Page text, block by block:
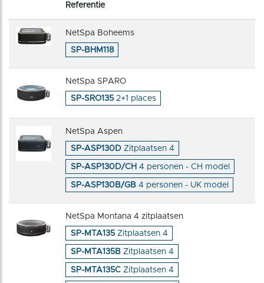
Referentie
NetSpa Boheems
SP-BHM118
NetSpa SPARO
SP-SRO135 2+1 places
NetSpa Aspen
SP-ASP130D Zitplaatsen 4
SP-ASP130D/CH 4 personen - CH model
SP-ASP130B/GB 4 personen - UK model
NetSpa Montana 4 zitplaatsen
SP-MTA135 Zitplaatsen 4
SP-MTA135B Zitplaatsen 4
SP-MTA135C Zitplaatsen 4